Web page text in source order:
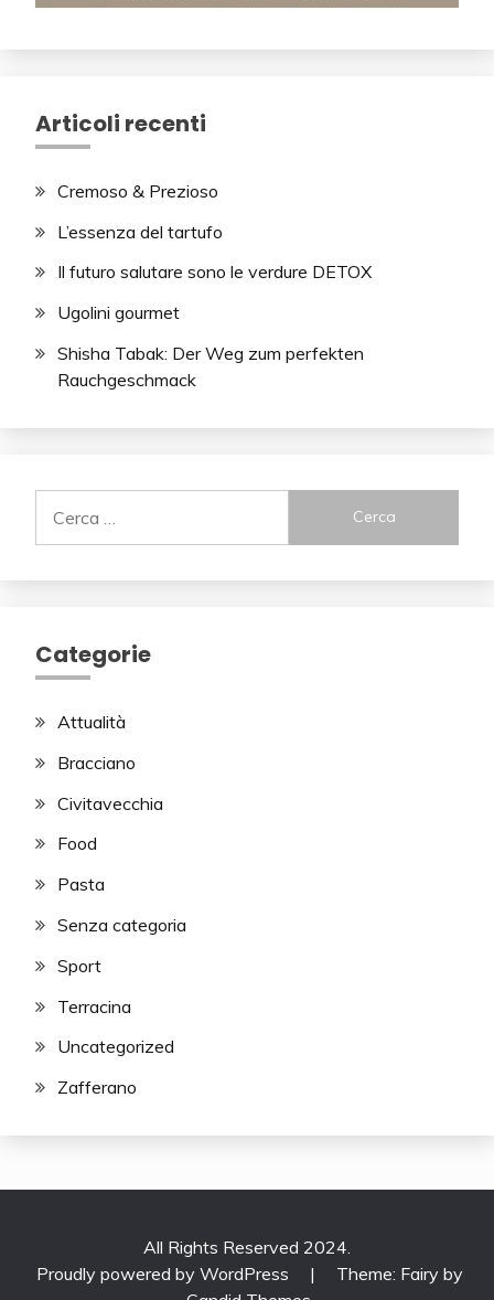
Articoli recenti
Cremoso & Prezioso
L’essenza del tartufo
Il futuro salutare sono le verdure DETOX
Ugolini gourmet
Shisha Tabak: Der Weg zum perfekten
Rauchgeschmack
per:
Categorie
Attualità
Bracciano
Civitavecchia
Food
Pasta
Senza categoria
Sport
Terracina
Uncategorized
Zafferano
All Rights Reserved 2024.
Proudly powered by WordPress
|
Theme: Fairy by